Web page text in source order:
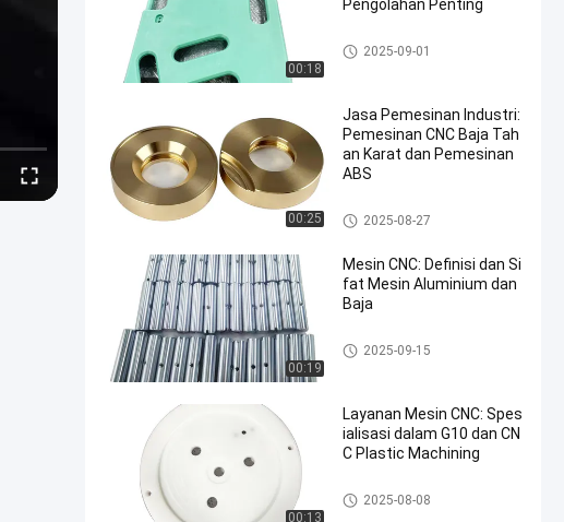
00:18
Pengolahan Penting
Bagian Penggilingan CNC
2025-09-01
00:25
Jasa Pemesinan Industri:
Pemesinan CNC Baja Tah
an Karat dan Pemesinan
ABS
Bagian balik CNC
2025-08-27
00:19
Mesin CNC: Definisi dan Si
fat Mesin Aluminium dan
Baja
Bagian balik CNC
2025-09-15
00:13
Layanan Mesin CNC: Spes
ialisasi dalam G10 dan CN
C Plastic Machining
Bagian balik CNC
2025-08-08